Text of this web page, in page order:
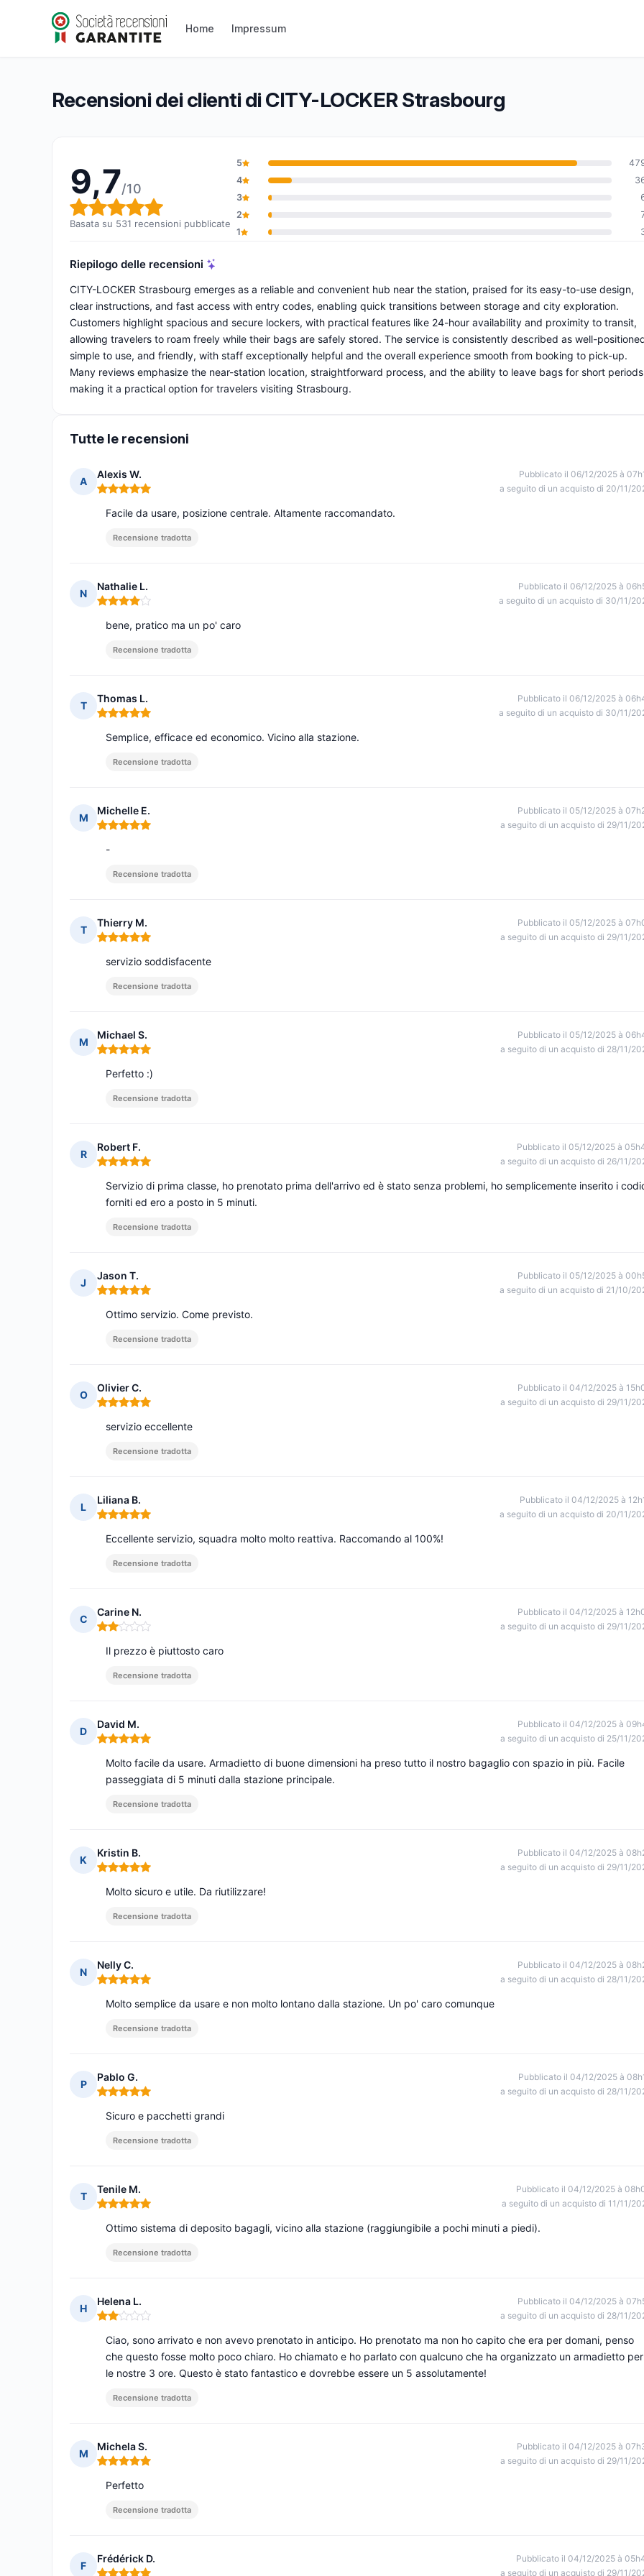
Home Impressum
CITY-LOCKER Strasbourg
Valutazione globale: 9,7 su 10
9,7/10(531 recensioni)
Recensioni dei clienti di CITY-LOCKER Strasbourg
9,7/10
Valutazione globale: 9,7 su 10
Basata su 531 recensioni pubblicate
5
4
3
2
1
Riepilogo delle recensioni
CITY-LOCKER Strasbourg emerges as a reliable and convenient hub near the station, praised for its easy-to-use design,
clear instructions, and fast access with entry codes, enabling quick transitions between storage and city exploration.
Customers highlight spacious and secure lockers, with practical features like 24-hour availability and proximity to transit,
allowing travelers to roam freely while their bags are safely stored. The service is consistently described as well-
simple to use, and friendly, with staff exceptionally helpful and the overall experience smooth from booking to pick-up.
Many reviews emphasize the near-station location, straightforward process, and the ability to leave bags for short
making it a practical option for travelers visiting Strasbourg.
Tutte le recensioni
A
Alexis W.
Nota: 5 su 5
Pubblicato il 06/12/2025 à
a seguito di un acquisto di 20/11/
Facile da usare, posizione centrale. Altamente raccomandato.
Recensione tradotta
N
Nathalie L.
Nota: 4 su 5
Pubblicato il 06/12/2025 à
a seguito di un acquisto di 30/11/
bene, pratico ma un po' caro
Recensione tradotta
T
Thomas L.
Nota: 5 su 5
Pubblicato il 06/12/2025 à
a seguito di un acquisto di 30/11/
Semplice, efficace ed economico. Vicino alla stazione.
Recensione tradotta
M
Michelle E.
Nota: 5 su 5
Pubblicato il 05/12/2025 à
a seguito di un acquisto di 29/11/
-
Recensione tradotta
T
Thierry M.
Nota: 5 su 5
Pubblicato il 05/12/2025 à
a seguito di un acquisto di 29/11/
servizio soddisfacente
Recensione tradotta
M
Michael S.
Nota: 5 su 5
Pubblicato il 05/12/2025 à
a seguito di un acquisto di 28/11/
Perfetto :)
Recensione tradotta
R
Robert F.
Nota: 5 su 5
Pubblicato il 05/12/2025 à
a seguito di un acquisto di 26/11/
Servizio di prima classe, ho prenotato prima dell'arrivo ed è stato senza problemi, ho semplicemente inserito i
forniti ed ero a posto in 5 minuti.
Recensione tradotta
J
Jason T.
Nota: 5 su 5
Pubblicato il 05/12/2025 à
a seguito di un acquisto di 21/10/
Ottimo servizio. Come previsto.
Recensione tradotta
O
Olivier C.
Nota: 5 su 5
Pubblicato il 04/12/2025 à
a seguito di un acquisto di 29/11/
servizio eccellente
Recensione tradotta
L
Liliana B.
Nota: 5 su 5
Pubblicato il 04/12/2025 à
a seguito di un acquisto di 20/11/
Eccellente servizio, squadra molto molto reattiva. Raccomando al 100%!
Recensione tradotta
C
Carine N.
Nota: 2 su 5
Pubblicato il 04/12/2025 à
a seguito di un acquisto di 29/11/
Il prezzo è piuttosto caro
Recensione tradotta
D
David M.
Nota: 5 su 5
Pubblicato il 04/12/2025 à
a seguito di un acquisto di 25/11/
Molto facile da usare. Armadietto di buone dimensioni ha preso tutto il nostro bagaglio con spazio in più. Facile
passeggiata di 5 minuti dalla stazione principale.
Recensione tradotta
K
Kristin B.
Nota: 5 su 5
Pubblicato il 04/12/2025 à
a seguito di un acquisto di 29/11/
Molto sicuro e utile. Da riutilizzare!
Recensione tradotta
N
Nelly C.
Nota: 5 su 5
Pubblicato il 04/12/2025 à
a seguito di un acquisto di 28/11/
Molto semplice da usare e non molto lontano dalla stazione. Un po' caro comunque
Recensione tradotta
P
Pablo G.
Nota: 5 su 5
Pubblicato il 04/12/2025 à
a seguito di un acquisto di 28/11/
Sicuro e pacchetti grandi
Recensione tradotta
T
Tenile M.
Nota: 5 su 5
Pubblicato il 04/12/2025 à
a seguito di un acquisto di 11/11/
Ottimo sistema di deposito bagagli, vicino alla stazione (raggiungibile a pochi minuti a piedi).
Recensione tradotta
H
Helena L.
Nota: 2 su 5
Pubblicato il 04/12/2025 à
a seguito di un acquisto di 28/11/
Ciao, sono arrivato e non avevo prenotato in anticipo. Ho prenotato ma non ho capito che era per domani, penso
che questo fosse molto poco chiaro. Ho chiamato e ho parlato con qualcuno che ha organizzato un armadietto per
le nostre 3 ore. Questo è stato fantastico e dovrebbe essere un 5 assolutamente!
Recensione tradotta
M
Michela S.
Nota: 5 su 5
Pubblicato il 04/12/2025 à
a seguito di un acquisto di 29/11/
Perfetto
Recensione tradotta
F
Frédérick D.
Pubblicato il 04/12/2025 à
a seguito di un acquisto di 29/11/